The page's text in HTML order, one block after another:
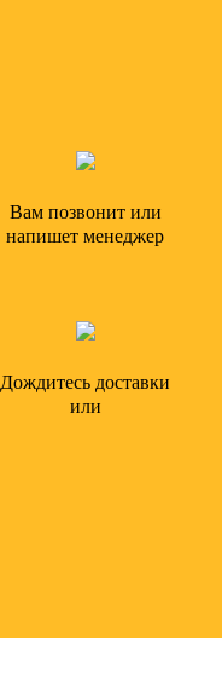
Вам позвонит или
напишет менеджер
Дождитесь доставки
или